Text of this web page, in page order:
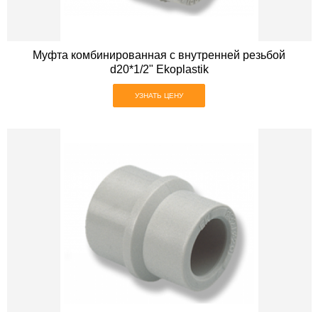
Муфта комбинированная с внутренней резьбой
d20*1/2" Ekoplastik
УЗНАТЬ ЦЕНУ